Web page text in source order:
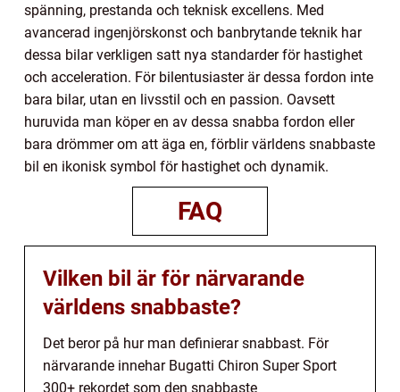
spänning, prestanda och teknisk excellens. Med
avancerad ingenjörskonst och banbrytande teknik har
dessa bilar verkligen satt nya standarder för hastighet
och acceleration. För bilentusiaster är dessa fordon inte
bara bilar, utan en livsstil och en passion. Oavsett
huruvida man köper en av dessa snabba fordon eller
bara drömmer om att äga en, förblir världens snabbaste
bil en ikonisk symbol för hastighet och dynamik.
FAQ
Vilken bil är för närvarande
världens snabbaste?
Det beror på hur man definierar snabbast. För
närvarande innehar Bugatti Chiron Super Sport
300+ rekordet som den snabbaste